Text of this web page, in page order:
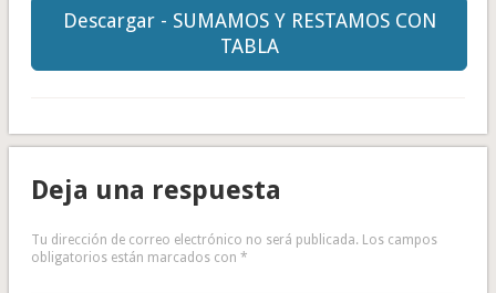
Descargar - SUMAMOS Y RESTAMOS CON
TABLA
Deja una respuesta
Tu dirección de correo electrónico no será publicada. Los campos
obligatorios están marcados con *